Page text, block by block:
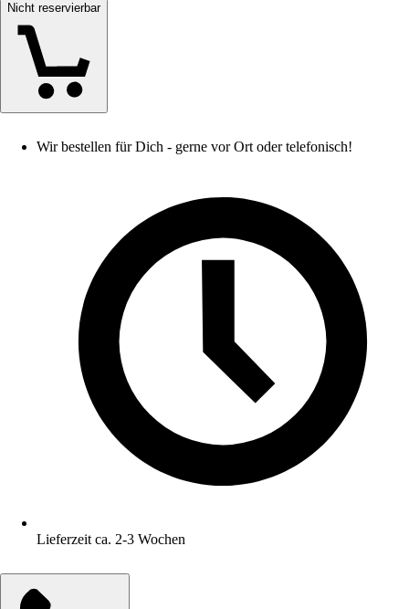
Nicht reservierbar
Wir bestellen für Dich - gerne vor Ort oder telefonisch!
Lieferzeit ca. 2-3 Wochen